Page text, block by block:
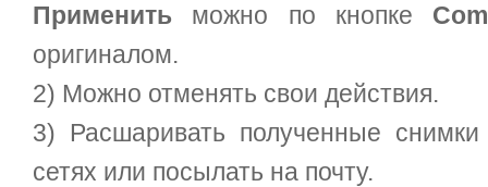
Применить можно по кнопке
оригиналом.
2) Можно отменять свои действия.
3) Расшаривать полученные
сетях или посылать на почту.